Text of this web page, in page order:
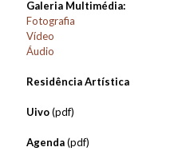
Galeria Multimédia:
Fotografia
Vídeo
Áudio
Residência Artística
Uivo(pdf)
Agenda(pdf)